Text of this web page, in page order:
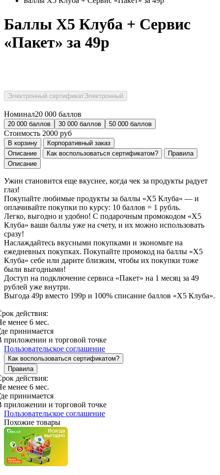
Баллы Х5 Клуба + Сервис
«Пакет» за 49р
Электронный сертификатЭлектронный
Номинал20 000 баллов
20 000 баллов 30 000 баллов 50 000 баллов
Стоимость 2000 руб
В корзину
Корпоративный заказ
Описание
Как воспользоваться сертификатом?
Правила
Описание
Ужин становится еще вкуснее, когда чек за продукты радует
глаз!
Покупайте любимые продукты за баллы «Х5 Клуба» — и
оплачивайте покупки по курсу: 10 баллов = 1 рубль.
Легко, выгодно и удобно! С подарочным промокодом «Х5
Клуба» ваши баллы уже на счету, и их можно использовать
сразу!
Наслаждайтесь вкусными покупками и экономьте на
ежедневных покупках. Покупайте промокод на баллы «Х5
Клуба» себе или дарите близким, чтобы их покупки тоже
были выгодными!
Доступ на подключение сервиса «Пакет» на 1 месяц за 49
рублей уже внутри.
Выгода 49р вместо 199р и 100% списание баллов «Х5 Клуба».
действия:
менее 6 мес.
принимается
приложении и торговой точке
Пользовательское соглашение
Как воспользоваться сертификатом?
Правила
действия:
менее 6 мес.
принимается
приложении и торговой точке
Пользовательское соглашение
Похожие товары